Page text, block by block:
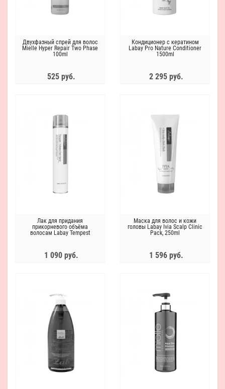
Двухфазный спрей для волос
Mielle Hyper Repair Two Phase
100ml
525 руб.
Кондиционер с кератином
Labay Pro Nature Conditioner
1500ml
2 295 руб.
Лак для придания
прикорневого объёма
волосам Labay Tempest
1 090 руб.
Маска для волос и кожи
головы Labay Ivia Scalp Clinic
Pack, 250ml
1 596 руб.